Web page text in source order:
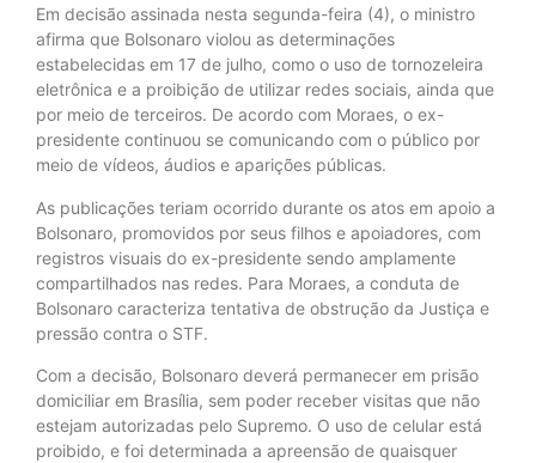
Em decisão assinada nesta segunda-feira (4), o ministro
afirma que Bolsonaro violou as determinações
estabelecidas em 17 de julho, como o uso de tornozeleira
eletrônica e a proibição de utilizar redes sociais, ainda que
por meio de terceiros. De acordo com Moraes, o ex-
presidente continuou se comunicando com o público por
meio de vídeos, áudios e aparições públicas.
As publicações teriam ocorrido durante os atos em apoio a
Bolsonaro, promovidos por seus filhos e apoiadores, com
registros visuais do ex-presidente sendo amplamente
compartilhados nas redes. Para Moraes, a conduta de
Bolsonaro caracteriza tentativa de obstrução da Justiça e
pressão contra o STF.
Com a decisão, Bolsonaro deverá permanecer em prisão
domiciliar em Brasília, sem poder receber visitas que não
estejam autorizadas pelo Supremo. O uso de celular está
proibido, e foi determinada a apreensão de quaisquer